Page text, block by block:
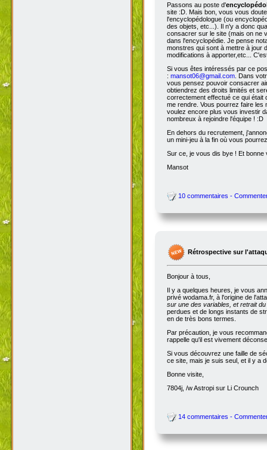
Passons au poste d'
site :D. Mais bon, vous vous
l'encyclopédologue (ou
des objets, etc...). Il n'y a donc
consacrer sur le site (mais on ne
dans l'encyclopédie. Je pense
monstres qui sont à mettre à jour
modifications à apporter,etc...
Si vous êtes intéressés par ce
: mansot06@gmail.com . Dans
vous pensez pouvoir consacrer
obtiendrez des droits limités et
correctement effectué ce qui
me rendre. Vous pourrez faire les
voulez encore plus vous investir
nombreux à rejoindre l'équipe ! :D
En dehors du recrutement,
un mini-jeu à la fin où vous
Sur ce, je vous dis bye ! Et bonne
Mansot
10 commentaires -
Rétrospective sur
Bonjour à tous,
Il y a quelques heures, je vous
privé wodama.fr, à l'origine de
sur une des variables, et retrait
perdues et de longs instants de
en de très bons termes.
Par précaution, je vous
rappelle qu'il est vivement
Si vous découvrez une faille de
ce site, mais je suis seul, et il y a
Bonne visite,
7804j, /w Astropi sur Li Crounch
14 commentaires -